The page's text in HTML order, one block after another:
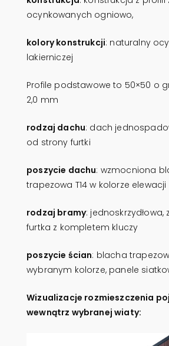
ocynkowanych ogniowo,
kolory konstrukcji: naturalny
lakierniczej
Profile podstawowe to 50×50 o
2,0 mm
rodzaj dachu: dach
od strony furtki
poszycie dachu: wzmocniona
trapezowa T14 w kolorze elewacji
rodzaj bramy: jednoskrzydłowa,
furtka z kompletem kluczy
poszycie ścian: blacha
wybranym kolorze, panele
Wizualizacje rozmieszczenia
wewnątrz wybranej wiaty: